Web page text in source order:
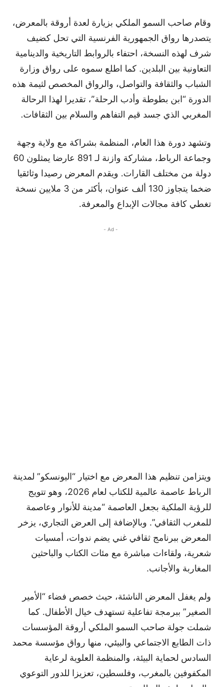
وقام صاحب السمو الملكي بزيارة لعدة أروقة بالمعرض،
يتصدرها رواق الجمهورية الفرنسية التي تحل كضيف
شرف لهذه النسخة، احتفاء بالروابط التاريخية والدينامية
التعاونية بين البلدين. كما اطلع سموه على رواق وزارة
الشباب والثقافة والتواصل، والرواق المخصص لثيمة هذه
الدورة “ابن بطوطة وأدب الرحلة”، تقديرا لهذا الرحالة
المغربي الذي جسد قيم التفاهم والسلام بين الثقافات.
وتشهد دورة هذا العام، المنظمة بشراكة مع ولاية وجهة
وجماعة الرباط، مشاركة وازنة لـ 891 عارضا يمثلون 60
دولة من مختلف القارات. ويقدم المعرض رصيدا وثائقيا
ضخما يتجاوز 130 ألف عنوان، بأكثر من 3 ملايين نسخة
تغطي كافة مجالات الإبداع والمعرفة.
- Ad -
ويتزامن تنظيم هذا المعرض مع اختيار “اليونسكو” لمدينة
الرباط عاصمة عالمية للكتاب لعام 2026، وهو تتويج
للرؤية الملكية بجعل العاصمة “مدينة للأنوار وعاصمة
للمغرب الثقافي”. وبالإضافة إلى العرض التجاري، يزخر
المعرض ببرنامج ثقافي غني يضم ندوات، أمسيات
شعرية، ولقاءات مباشرة مع مئات الكتاب والباحثين
المغاربة والأجانب.
ولم يغفل المعرض الناشئة، حيث خصص فضاء “الأمير
الصغير” ببرمجة تفاعلية تستهدف خيال الأطفال. كما
شملت جولة صاحب السمو الملكي أروقة المؤسسات
ذات الطابع الاجتماعي والبيئي، منها رواق مؤسسة محمد
السادس لحماية البيئة، والمنظمة العلوية لرعاية
المكفوفين بالمغرب، وفلسطين، تعزيزا للدور التوعوي